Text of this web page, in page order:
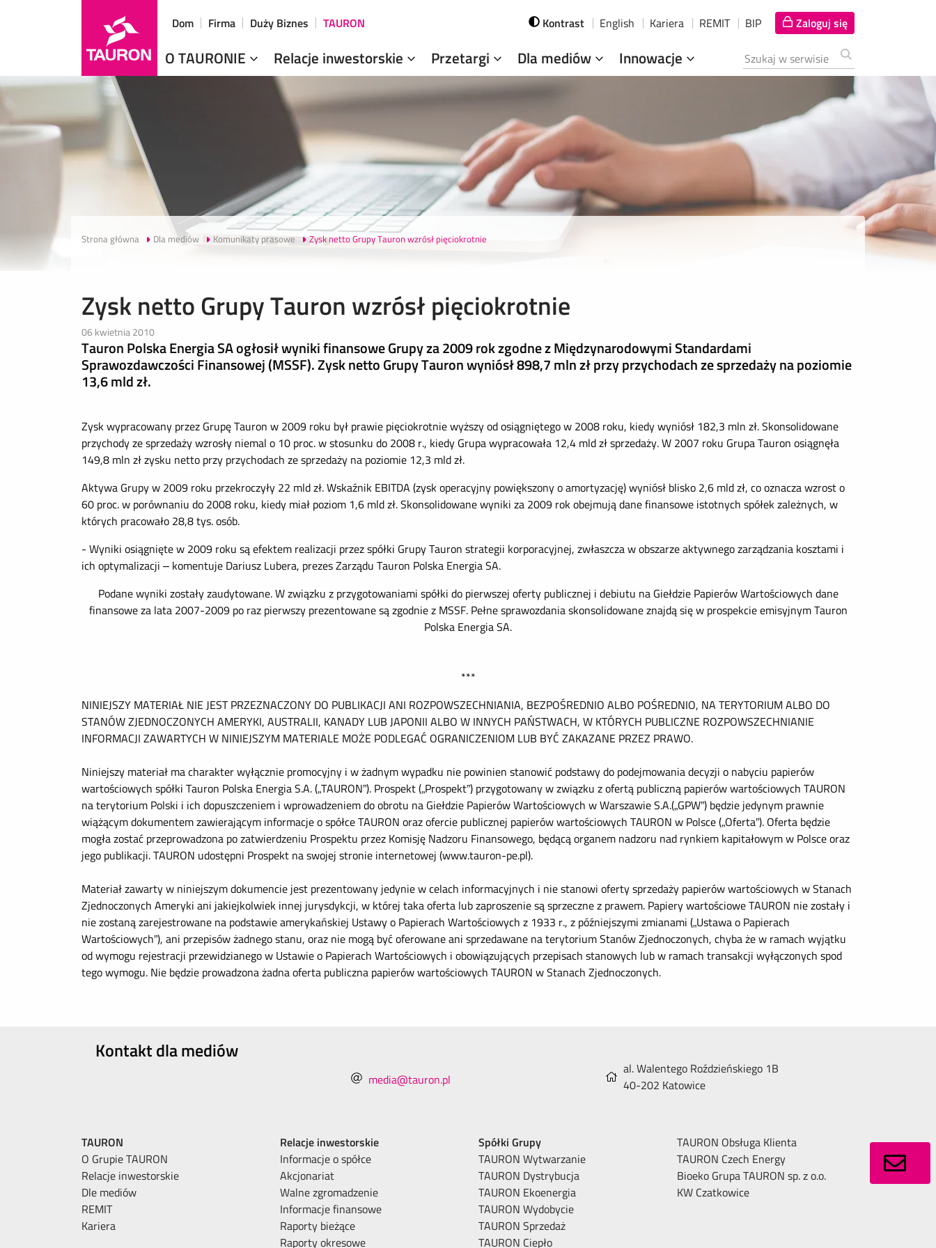
Dom Firma Duży Biznes
TAURON
Szukana fraza
Zaloguj się
O TAURONIE Relacje inwestorskie Przetargi Dla mediów Innowacje
Kontrast English Kariera REMIT BIP
Strona główna Dla mediów Komunikaty prasowe Zysk netto Grupy Tauron wzrósł pięciokrotnie
Zysk netto Grupy Tauron wzrósł pięciokrotnie
06 kwietnia 2010
Tauron Polska Energia SA ogłosił wyniki finansowe Grupy za 2009 rok zgodne z Międzynarodowymi Standardami
Sprawozdawczości Finansowej (MSSF). Zysk netto Grupy Tauron wyniósł 898,7 mln zł przy przychodach ze sprzedaży na poziomie
13,6 mld zł.
Zysk wypracowany przez Grupę Tauron w 2009 roku był prawie pięciokrotnie wyższy od osiągniętego w 2008 roku, kiedy wyniósł 182,3 mln zł. Skonsolidowane
przychody ze sprzedaży wzrosły niemal o 10 proc. w stosunku do 2008 r., kiedy Grupa wypracowała 12,4 mld zł sprzedaży. W 2007 roku Grupa Tauron osiągnęła
149,8 mln zł zysku netto przy przychodach ze sprzedaży na poziomie 12,3 mld zł.
Aktywa Grupy w 2009 roku przekroczyły 22 mld zł. Wskaźnik EBITDA (zysk operacyjny powiększony o amortyzację) wyniósł blisko 2,6 mld zł, co oznacza wzrost o
60 proc. w porównaniu do 2008 roku, kiedy miał poziom 1,6 mld zł. Skonsolidowane wyniki za 2009 rok obejmują dane finansowe istotnych spółek zależnych, w
których pracowało 28,8 tys. osób.
- Wyniki osiągnięte w 2009 roku są efektem realizacji przez spółki Grupy Tauron strategii korporacyjnej, zwłaszcza w obszarze aktywnego zarządzania kosztami i
ich optymalizacji – komentuje Dariusz Lubera, prezes Zarządu Tauron Polska Energia SA.
Podane wyniki zostały zaudytowane. W związku z przygotowaniami spółki do pierwszej oferty publicznej i debiutu na Giełdzie Papierów Wartościowych dane
finansowe za lata 2007-2009 po raz pierwszy prezentowane są zgodnie z MSSF. Pełne sprawozdania skonsolidowane znajdą się w prospekcie emisyjnym Tauron
Polska Energia SA.
***
NINIEJSZY MATERIAŁ NIE JEST PRZEZNACZONY DO PUBLIKACJI ANI ROZPOWSZECHNIANIA, BEZPOŚREDNIO ALBO POŚREDNIO, NA TERYTORIUM ALBO DO
STANÓW ZJEDNOCZONYCH AMERYKI, AUSTRALII, KANADY LUB JAPONII ALBO W INNYCH PAŃSTWACH, W KTÓRYCH PUBLICZNE ROZPOWSZECHNIANIE
INFORMACJI ZAWARTYCH W NINIEJSZYM MATERIALE MOŻE PODLEGAĆ OGRANICZENIOM LUB BYĆ ZAKAZANE PRZEZ PRAWO.
Niniejszy materiał ma charakter wyłącznie promocyjny i w żadnym wypadku nie powinien stanowić podstawy do podejmowania decyzji o nabyciu papierów
wartościowych spółki Tauron Polska Energia S.A. („TAURON”). Prospekt („Prospekt”) przygotowany w związku z ofertą publiczną papierów wartościowych TAURON
na terytorium Polski i ich dopuszczeniem i wprowadzeniem do obrotu na Giełdzie Papierów Wartościowych w Warszawie S.A.(„GPW”) będzie jedynym prawnie
wiążącym dokumentem zawierającym informacje o spółce TAURON oraz ofercie publicznej papierów wartościowych TAURON w Polsce („Oferta”). Oferta będzie
mogła zostać przeprowadzona po zatwierdzeniu Prospektu przez Komisję Nadzoru Finansowego, będącą organem nadzoru nad rynkiem kapitałowym w Polsce oraz
jego publikacji. TAURON udostępni Prospekt na swojej stronie internetowej (www.tauron-pe.pl).
Materiał zawarty w niniejszym dokumencie jest prezentowany jedynie w celach informacyjnych i nie stanowi oferty sprzedaży papierów wartościowych w Stanach
Zjednoczonych Ameryki ani jakiejkolwiek innej jurysdykcji, w której taka oferta lub zaproszenie są sprzeczne z prawem. Papiery wartościowe TAURON nie zostały i
nie zostaną zarejestrowane na podstawie amerykańskiej Ustawy o Papierach Wartościowych z 1933 r., z późniejszymi zmianami („Ustawa o Papierach
Wartościowych”), ani przepisów żadnego stanu, oraz nie mogą być oferowane ani sprzedawane na terytorium Stanów Zjednoczonych, chyba że w ramach wyjątku
od wymogu rejestracji przewidzianego w Ustawie o Papierach Wartościowych i obowiązujących przepisach stanowych lub w ramach transakcji wyłączonych spod
tego wymogu. Nie będzie prowadzona żadna oferta publiczna papierów wartościowych TAURON w Stanach Zjednoczonych.
Kontakt dla mediów
media@tauron.pl
al. Walentego Roździeńskiego 1B
40-202 Katowice
TAURON
O Grupie TAURON
Relacje inwestorskie
Dle mediów
REMIT
Kariera
Relacje inwestorskie
Informacje o spółce
Akcjonariat
Walne zgromadzenie
Informacje finansowe
Raporty bieżące
Raporty okresowe
Spółki Grupy
TAURON Wytwarzanie
TAURON Dystrybucja
TAURON Ekoenergia
TAURON Wydobycie
TAURON Sprzedaż
TAURON Ciepło
TAURON Obsługa Klienta
TAURON Czech Energy
Bioeko Grupa TAURON sp. z o.o.
KW Czatkowice